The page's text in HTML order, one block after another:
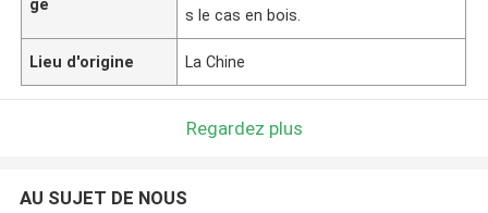
ge
s le cas en bois.
Lieu d'origine La Chine
Regardez plus
AU SUJET DE NOUS